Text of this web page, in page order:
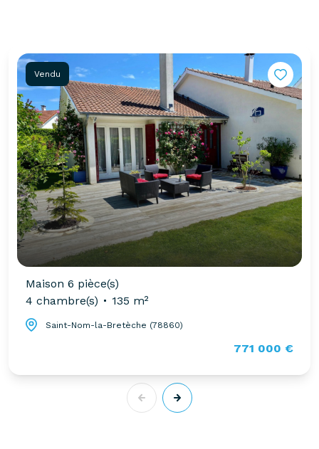
Vendu
Maison 6 pièce(s)
4 chambre(s)
135 m²
Saint-Nom-la-Bretèche (78860)
771 000 €